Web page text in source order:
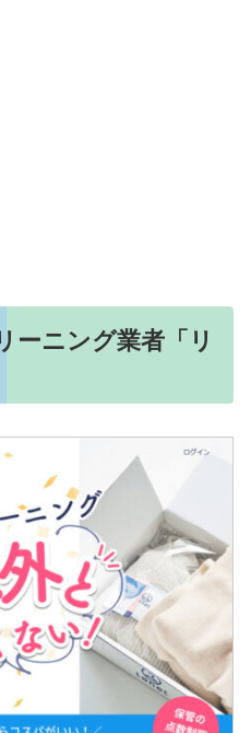
ーニング業者「リ